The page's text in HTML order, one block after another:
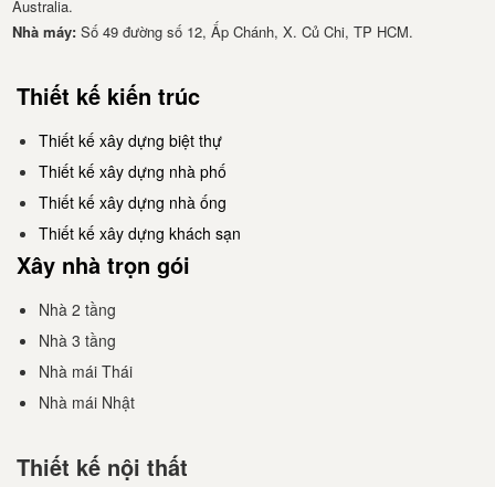
Australia.
Nhà má​y: Số 49 đường số 12, Ấp Chánh, X. Củ Chi, TP HCM.
Thiết kế kiến trúc
Thiết kế xây dựng biệt thự
Thiết kế xây dựng nhà phố
Thiết kế xây dựng nhà ống
Thiết kế xây dựng khách sạn
Xây nhà trọn gói
Nhà 2 tầng
Nhà 3 tầng
Nhà mái Thái
Nhà mái Nhật
Thiết kế nội thất